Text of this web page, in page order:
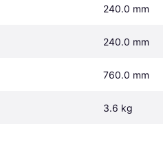
240.0 mm
240.0 mm
760.0 mm
3.6 kg